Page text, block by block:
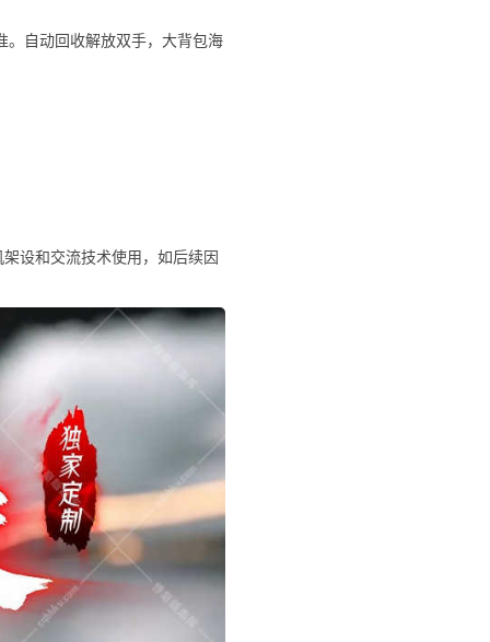
。自动回收解放双手，大背包海
设和交流技术使用，如后续因